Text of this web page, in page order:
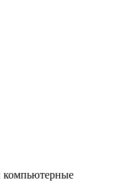
компьютерные